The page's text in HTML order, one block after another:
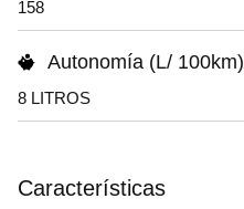
158
Autonomía (L/ 100km)
8 LITROS
Características